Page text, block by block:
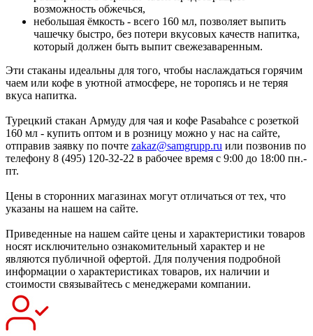
возможность обжечься,
небольшая ёмкость - всего 160 мл, позволяет выпить
чашечку быстро, без потери вкусовых качеств напитка,
который должен быть выпит свежезаваренным.
Эти стаканы идеальны для того, чтобы наслаждаться горячим
чаем или кофе в уютной атмосфере, не торопясь и не теряя
вкуса напитка.
Турецкий стакан Армуду для чая и кофе Pasabahce с розеткой
160 мл - купить оптом и в розницу можно у нас на сайте,
отправив заявку по почте zakaz@samgrupp.ru или позвонив по
телефону 8 (495) 120-32-22 в рабочее время с 9:00 до 18:00 пн.-
пт.
Цены в сторонних магазинах могут отличаться от тех, что
указаны на нашем на сайте.
Приведенные на нашем сайте цены и характеристики товаров
носят исключительно ознакомительный характер и не
являются публичной офертой. Для получения подробной
информации о характеристиках товаров, их наличии и
стоимости связывайтесь с менеджерами компании.